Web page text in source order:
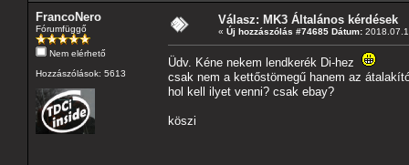
FrancoNero
Fórumfüggő
Nem elérhető
Hozzászólások: 5613
Válasz: MK3 Általános kérdések
« Új hozzászólás #74685 Dátum:
Üdv. Kéne nekem lendkerék Di-hez
csak nem a kettőstömegű hanem az
hol kell ilyet venni? csak ebay?
köszi